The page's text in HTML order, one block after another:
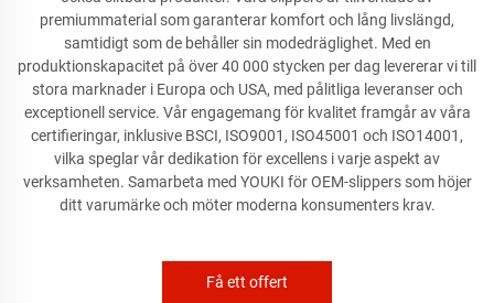
premiummaterial som garanterar komfort och lång livslängd,
samtidigt som de behåller sin modedräglighet. Med en
produktionskapacitet på över 40 000 stycken per dag levererar vi till
stora marknader i Europa och USA, med pålitliga leveranser och
exceptionell service. Vår engagemang för kvalitet framgår av våra
certifieringar, inklusive BSCI, ISO9001, ISO45001 och ISO14001,
vilka speglar vår dedikation för excellens i varje aspekt av
verksamheten. Samarbeta med YOUKI för OEM-slippers som höjer
ditt varumärke och möter moderna konsumenters krav.
Få ett offert